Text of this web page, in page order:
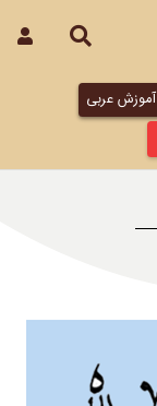
آموزش عربی